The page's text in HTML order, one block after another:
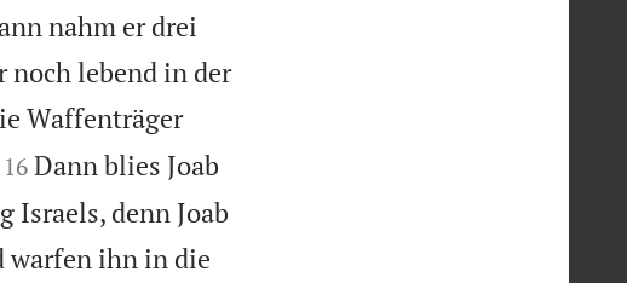
nahm er drei
noch lebend in der
Waffenträger

16 Dann blies Joab
Israels, denn Joab
warfen ihn in die